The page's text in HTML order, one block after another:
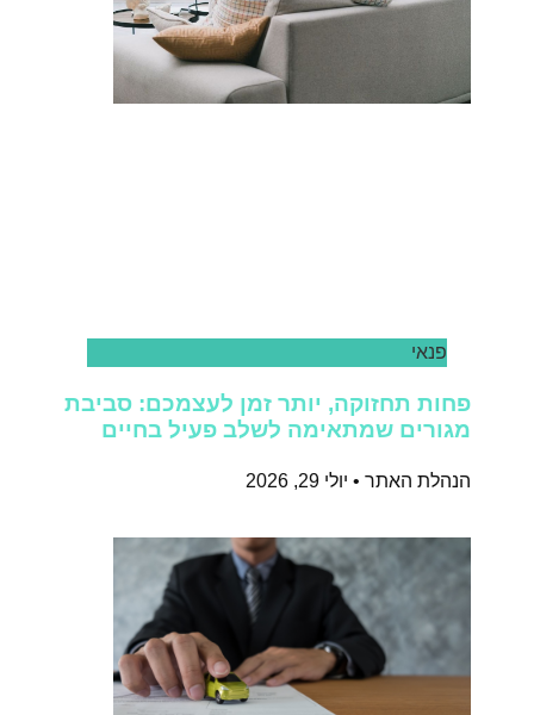
פנאי
פחות תחזוקה, יותר זמן לעצמכם: סביבת
מגורים שמתאימה לשלב פעיל בחיים
הנהלת האתר יולי 29, 2026